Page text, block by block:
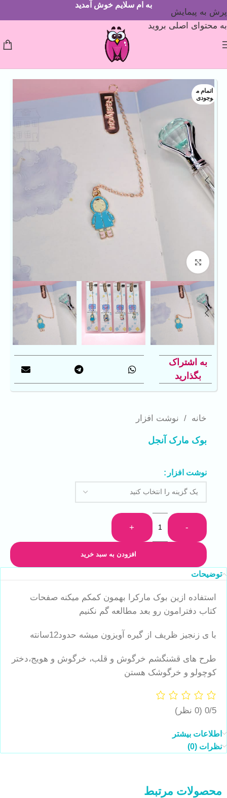
پرش به پیمایش
به محتوای اصلی بروید
به ام سلایم خوش آمدید
خانه / نوشت افزار
بوک مارک آنجل
نوشت افزار
-
+
افزودن به سبد خرید
اتمام م
وجودی
بزرگنمایی تصویر
به اشتراک
بگذارید
توضیحات
استفاده ازین بوک مارکرا بهمون کمکم میکنه صفحات
کتاب دفترامون رو بعد مطالعه گم نکنیم
با ی زنجیز ظریف از گیره آویزون میشه حدود12سانته
طرح های قشنگشم خرگوش و قلب، خرگوش و هویج،دختر
کوچولو و خرگوشک هستن
0/5 (0 نظر)
اطلاعات بیشتر
نظرات (0)
محصولات مرتبط